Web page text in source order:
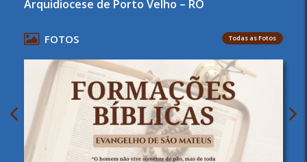
Arquidiocese de Porto Velho – RO
FOTOS Todas as Fotos